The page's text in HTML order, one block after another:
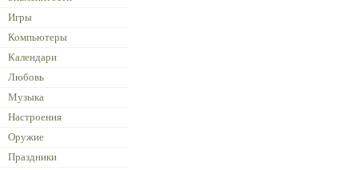
Игры
Компьютеры
Календари
Любовь
Музыка
Настроения
Оружие
Праздники